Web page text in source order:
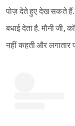
पोज़ देते हुए देख सकते हैं.
बधाई देता है. मौनी जी,
नहीं कहती और लगातार